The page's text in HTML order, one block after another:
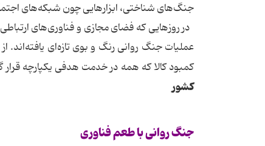
جنگ‌های شناختی، ابزارهایی چون شبکه‌های
در روزهایی که فضای مجازی و فناوری‌های
عملیات جنگ روانی رنگ و بوی تازه‌ای یافته‌اند.
کمبود کالا که همه در خدمت هدفی یکپارچه قرار
کشور
جنگروانیباطعمفناوری